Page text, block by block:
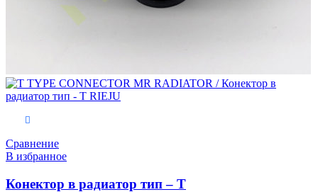
Сравнение
В избранное
Конектор в радиатор тип – Т